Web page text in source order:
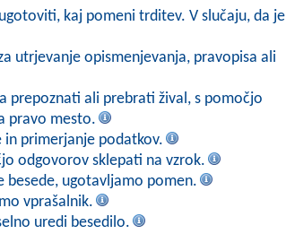
kaj pomeni trditev. V slučaju, da je
utrjevanje opismenjevanja, pravopisa ali
prepoznati ali prebrati žival, s pomočjo
pravo mesto.
in primerjanje podatkov.
odgovorov sklepati na vzrok.
besede, ugotavljamo pomen.
vprašalnik.
uredi besedilo.